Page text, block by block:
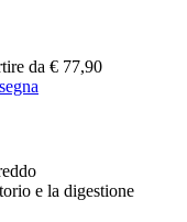
da € 77,90
e la digestione